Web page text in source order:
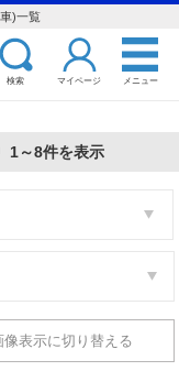
)一覧
検索 マイページ メニュー
1～8件を表示
像表示に切り替える